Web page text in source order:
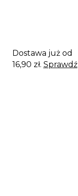
Dostawa już od
16,90 zł. Sprawdź